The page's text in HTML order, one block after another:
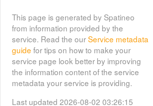
Kartenwerks informieren die
Internetseiten der BGR zum Thema
Boden. Die Verbreitung und
Vergesellschaftung der Böden auf
dem Gebiet dieses Kartenblattes
wird anhand von 98
Legendeneinheiten (gegliedert
nach Bodenregionen und
Bodengroßlandschaften)
This page is generated by Spatineo
from information provided by the
service. Read the ourService metadata
guide for tips on how to make your
service page look better by improving
the information content of the service
metadata your service is providing.
Last updated 2026-08-02 03:26:15